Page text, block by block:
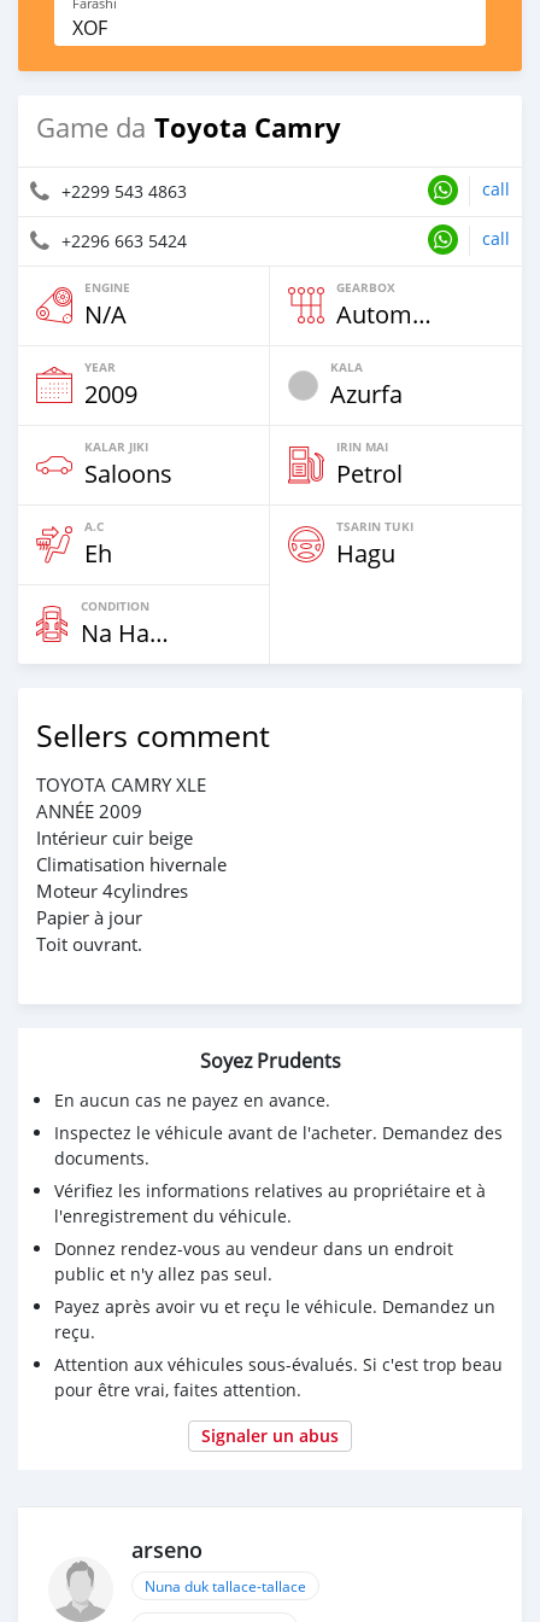
XOF
Game da Toyota Camry
+2299 543 4863 call
+2296 663 5424 call
ENGINE
N/A
GEARBOX
Automatic
YEAR
2009
KALA
Azurfa
KALAR JIKI
Saloons
IRIN MAI
Petrol
A.C
Eh
TSARIN TUKI
Hagu
CONDITION
Na Hannu
Sellers comment
TOYOTA CAMRY XLE
ANNÉE 2009
Intérieur cuir beige
Climatisation hivernale
Moteur 4cylindres
Papier à jour
Toit ouvrant.
Soyez Prudents
En aucun cas ne payez en avance.
Inspectez le véhicule avant de l'acheter. Demandez des
documents.
Vérifiez les informations relatives au propriétaire et à
l'enregistrement du véhicule.
Donnez rendez-vous au vendeur dans un endroit
public et n'y allez pas seul.
Payez après avoir vu et reçu le véhicule. Demandez un
reçu.
Attention aux véhicules sous-évalués. Si c'est trop beau
pour être vrai, faites attention.
Signaler un abus
arseno
Nuna duk tallace-tallace